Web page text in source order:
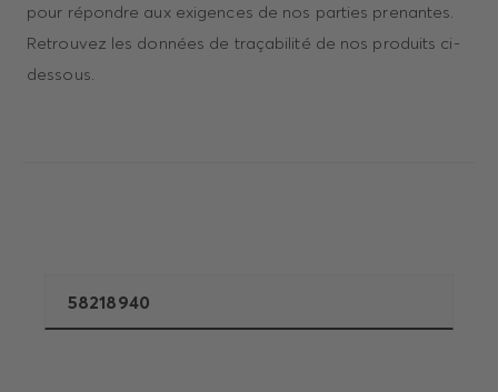
pour répondre aux exigences de nos parties prenantes.
Retrouvez les données de traçabilité de nos produits ci-
dessous.